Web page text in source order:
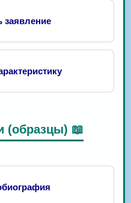
заявление
(образцы) 📖